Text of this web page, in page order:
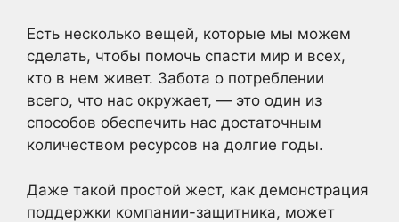
Есть несколько вещей, которые мы можем
сделать, чтобы помочь спасти мир и всех,
кто в нем живет. Забота о потреблении
всего, что нас окружает, — это один из
способов обеспечить нас достаточным
количеством ресурсов на долгие годы.
Даже такой простой жест, как демонстрация
поддержки компании-защитника, может